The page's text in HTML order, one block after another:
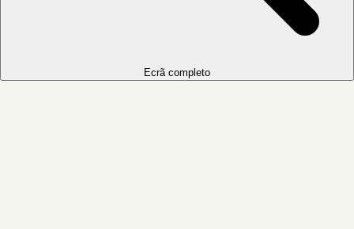
Ecrã completo